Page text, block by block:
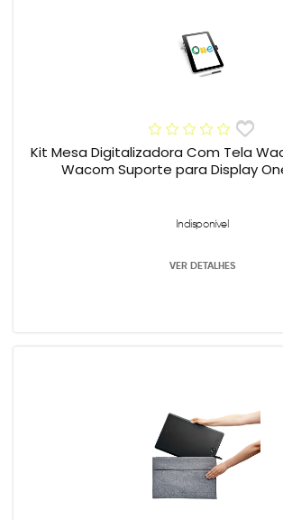
Kit Mesa Digitalizadora Com Tela
Wacom Suporte para Display
Indisponível
VER DETALHES